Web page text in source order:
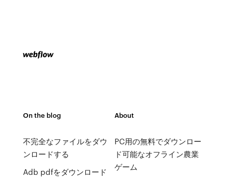
On the blog
不完全なファイルをダウ
ンロードする
Adb pdfをダウンロード
About
PC用の無料でダウンロー
ド可能なオフライン農業
ゲーム